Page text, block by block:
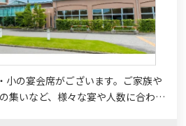
の宴会席がございます。ご家族や
集いなど、様々な宴や人数に合わせ